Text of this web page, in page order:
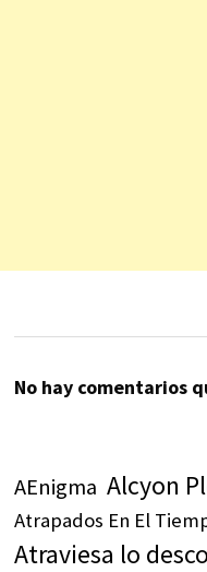
No hay comentarios
AEnigma Alcyon
Atrapados En El
Atraviesa lo